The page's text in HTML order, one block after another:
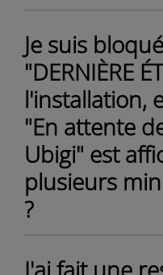
Je suis
"DERNIÈRE
l'installation,
"En attente
Ubigi" est
plusieurs
?